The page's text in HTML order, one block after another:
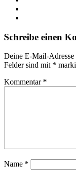
Schreibe einen
Deine E-Mail-
Felder sind mit *
Kommentar *
Name *